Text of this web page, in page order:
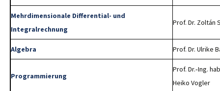
Mehrdimensionale Differential- und
Integralrechnung
Prof. Dr. Zoltán
Algebra Prof. Dr. Ulrike
Programmierung
Prof. Dr.‑Ing.
Heiko Vogler